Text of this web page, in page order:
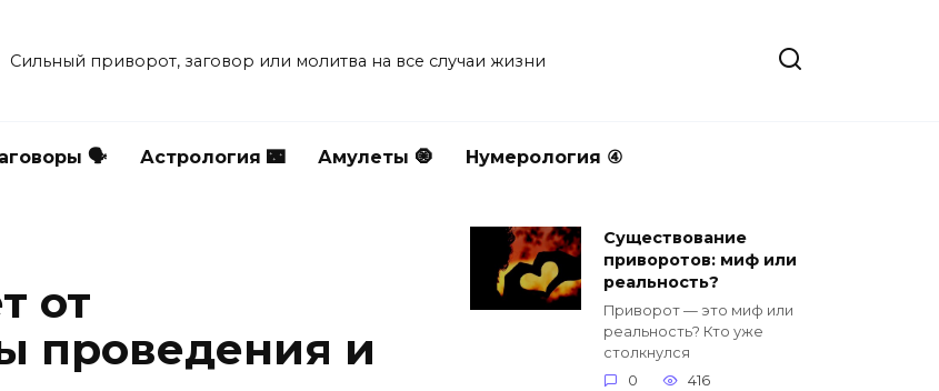
Сильный приворот, заговор или молитва на все случаи жизни
🗣 Астрология 🌃 Амулеты 🧿 Нумерология ④
от
проведения и
Существование
приворотов: миф или
реальность?
Приворот — это миф или
реальность? Кто уже
столкнулся
0
416